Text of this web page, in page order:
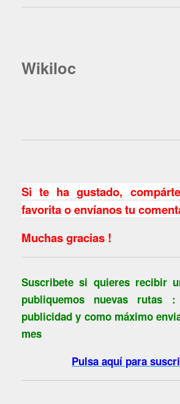
Wikiloc
Si te ha gustado,
favorita o envíanos tu
Muchas gracias !
Suscribete si quieres recibir
publiquemos nuevas rutas
publicidad y como máximo
mes
Pulsa aquí para